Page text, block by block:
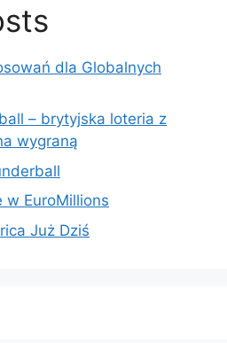
dla Globalnych
– brytyjska loteria z
wygraną
w EuroMillions
Już Dziś